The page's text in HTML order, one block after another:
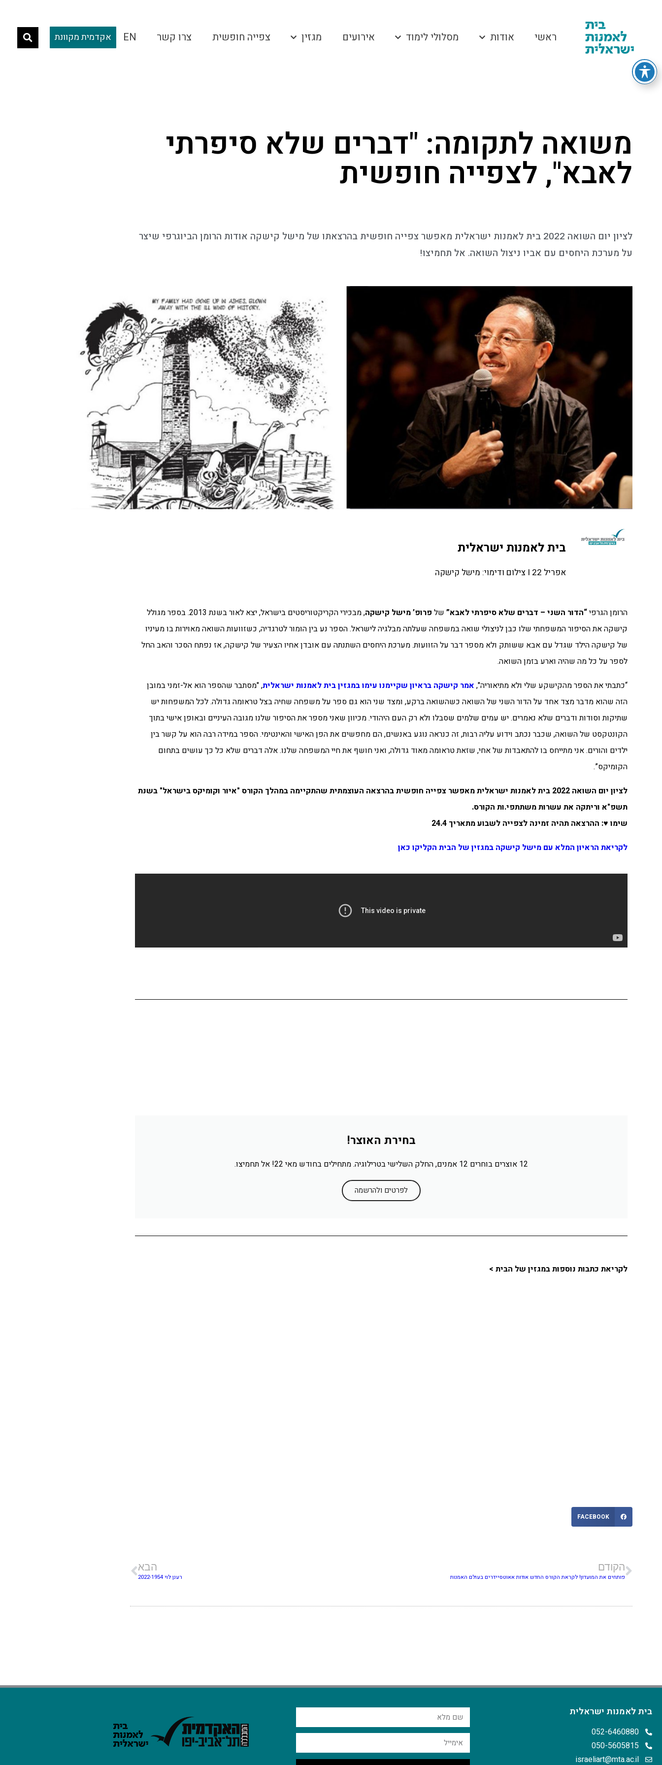
ראשי אודות מסלולי לימוד אירועים מגזין צפייה חופשית צרו קשר EN אקדמית מקוונת
משואה לתקומה: "דברים שלא סיפרתי
לאבא", לצפייה חופשית
לציון יום השואה 2022 בית לאמנות ישראלית מאפשר צפייה חופשית בהרצאתו של מישל קישקה אודות הרומן הביוגרפי שיצר
על מערכת היחסים עם אביו ניצול השואה. אל תחמיצו!
בית לאמנות ישראלית
אפריל 22 I צילום ודימוי: מישל קישקה
הרומן הגרפי“הדור השני – דברים שלא סיפרתי לאבא” של פרופ’ מישל קישקה
, מבכירי הקריקטוריסטים בישראל, יצא לאור בשנת 2013. בספר מגולל
קישקה את הסיפור המשפחתי שלו כבן לניצולי שואה במשפחה שעלתה מבלגיה לישראל. הספר נע בין הומור לטרגדיה, כשזוועות השואה מאוירות בו מעיניו
של קישקה הילד שגדל עם אבא ששותק ולא מספר דבר על הזוועות. מערכת היחסים השתנתה עם אובדן אחיו הצעיר של קישקה, אז נפתח הסכר והאב החל
לספר על כל מה שהיה וארע בזמן השואה.
“כתבתי את הספר מהקישקע שלי ולא מתיאוריה", אמר קישקה בראיון שקיימנו עימו במגזין בית לאמנות ישראלית, "מסתבר שהספר הוא אל-זמני במובן
הזה שהוא מדבר מצד אחד על הדור השני של השואה כשהשואה ברקע, ומצד שני הוא גם ספר על משפחה שחיה בצל טראומה גדולה. לכל המשפחות יש
שתיקות וסודות ודברים שלא נאמרים. יש עמים שלמים שסבלו ולא רק העם היהודי. מכיוון שאני מספר את הסיפור שלנו מגובה העיניים ובאופן אישי בתוך
הקונטקסט של השואה, שכבר נכתב וידוע עליה רבות, זה כנראה נוגע באנשים, הם מחפשים את הפן האישי והאינטימי. הספר במידה רבה הוא על קשר בין
ילדים והורים. אני מתייחס בו להתאבדות של אחי, שזאת טראומה מאוד גדולה, ואני חושף את חיי המשפחה שלנו. אלה דברים שלא כל כך עושים בתחום
הקומיקס”.
לציון יום השואה 2022 בית לאמנות ישראלית מאפשר צפייה חופשית בהרצאה העוצמתית שהתקיימה במהלך הקורס "איור וקומיקס בישראל" בשנת
תשפ"א וריתקה את עשרות משתתפי.ות הקורס.
שימו ♥: ההרצאה תהיה זמינה לצפייה לשבוע מתאריך 24.4
לקריאת הראיון המלא עם מישל קישקה במגזין של הבית הקליקו כאן
בחירת האוצר!
12 אוצרים בוחרים 12 אמנים, החלק השלישי בטרילוגיה. מתחילים בחודש מאי 22! אל תחמיצו.
לפרטים ולהרשמה
לקריאת כתבות נוספות במגזין של הבית >
FACEBOOK
הקודם
פותחים את המועדון! לקראת הקורס החדש אודות אאוטסיידרים בעולם האמנות
הבא
רענן לוי 2022-1954
בית לאמנות ישראלית
052-6460880
050-5605815
israeliart@mta.ac.il